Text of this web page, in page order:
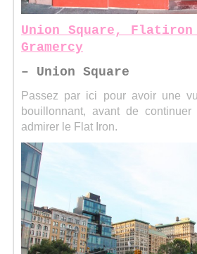
Union Square,
Gramercy
– Union Square
Passez par ici pour avoir une
bouillonnant, avant de
admirer le Flat Iron.